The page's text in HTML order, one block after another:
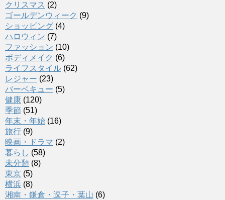
クリスマス (2)
ゴールデンウィーク (9)
ショッピング (4)
ハロウィン (7)
ファッション (10)
ボディメイク (6)
ライフスタイル (62)
レジャー (23)
バーベキュー (5)
健康 (120)
季節 (51)
年末・年始 (16)
旅行 (9)
映画・ドラマ (2)
暮らし (58)
未分類 (8)
東京 (5)
横浜 (8)
湘南・鎌倉・逗子・葉山 (6)